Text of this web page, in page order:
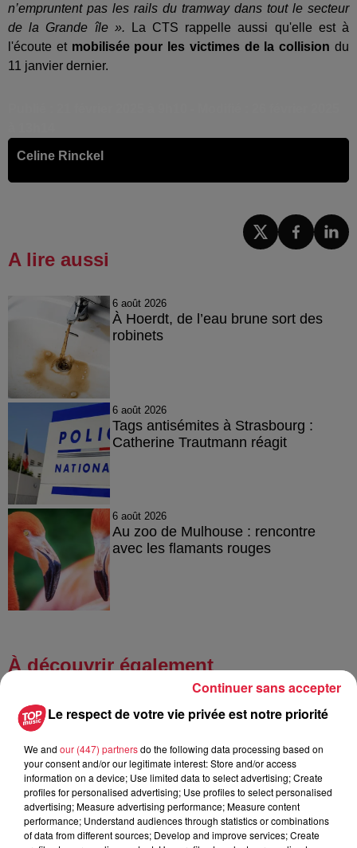
n’empruntent pas les rails du tramway dans tout le secteur
de la Grande île ».
La CTS rappelle aussi qu'elle est à
l'écoute et mobilisée pour les victimes de la collision du
11 janvier dernier.
Celine Rinckel
A lire aussi
6 août 2026
À Hoerdt, de l’eau brune sort des
robinets
6 août 2026
Tags antisémites à Strasbourg :
Catherine Trautmann réagit
6 août 2026
Au zoo de Mulhouse : rencontre
avec les flamants rouges
À découvrir également
Le respect de votre vie privée est notre priorité
We and our (447) partnersdo the following data processing based on
your consent and/or our legitimate interest: Store and/or access
information on a device; Use limited data to select advertising; Create
profiles for personalised advertising; Use profiles to select personalised
advertising; Measure advertising performance; Measure content
performance; Understand audiences through statistics or combinations
of data from different sources; Develop and improve services; Create
Continuer sans accepter